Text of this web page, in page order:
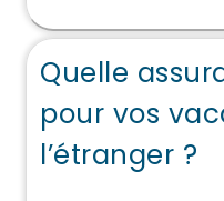
Quelle
pour vos
l’étranger ?